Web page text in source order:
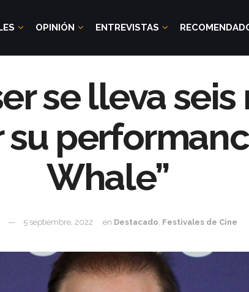
OPINIÓN ENTREVISTAS
se lleva
Whale”
5 septiembre, 2022 en Destacado Festivales de Cine